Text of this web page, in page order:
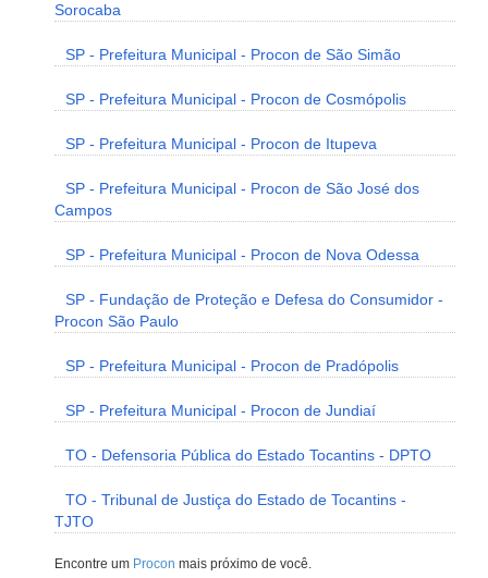
Sorocaba
SP - Prefeitura Municipal - Procon de São Simão
SP - Prefeitura Municipal - Procon de Cosmópolis
SP - Prefeitura Municipal - Procon de Itupeva
SP - Prefeitura Municipal - Procon de São José dos
Campos
SP - Prefeitura Municipal - Procon de Nova Odessa
SP - Fundação de Proteção e Defesa do Consumidor -
Procon São Paulo
SP - Prefeitura Municipal - Procon de Pradópolis
SP - Prefeitura Municipal - Procon de Jundiaí
TO - Defensoria Pública do Estado Tocantins - DPTO
TO - Tribunal de Justiça do Estado de Tocantins -
TJTO
Encontre um Procon mais próximo de você.